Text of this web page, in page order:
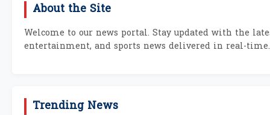
About the Site
Welcome to our news portal. Stay updated with the
entertainment, and sports news delivered in real-time.
Trending News